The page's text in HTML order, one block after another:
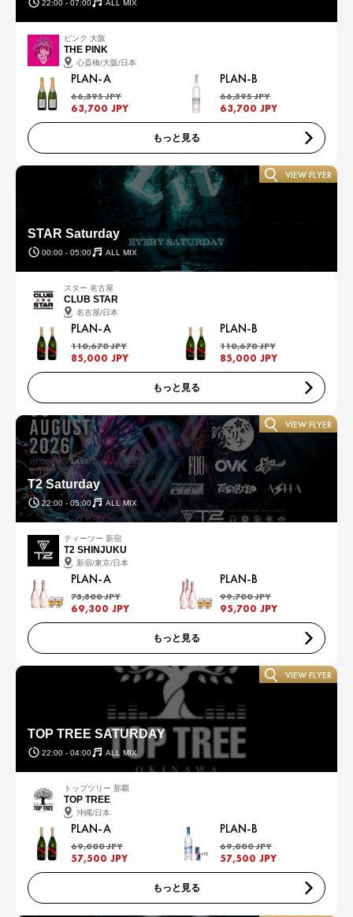
22:00 - 07:00 ALL MIX
ピンク 大阪
THE PINK
心斎橋/大阪/日本
PLAN-A
66,395 JPY
63,700 JPY
PLAN-B
66,395 JPY
63,700 JPY
もっと見る
STAR Saturday
00:00 - 05:00 ALL MIX
VIEW FLYER
スター 名古屋
CLUB STAR
名古屋/日本
PLAN-A
110,670 JPY
85,000 JPY
PLAN-B
110,670 JPY
85,000 JPY
もっと見る
T2 Saturday
22:00 - 05:00 ALL MIX
VIEW FLYER
ティーツー 新宿
T2 SHINJUKU
新宿/東京/日本
PLAN-A
73,300 JPY
69,300 JPY
PLAN-B
99,700 JPY
95,700 JPY
もっと見る
TOP TREE SATURDAY
22:00 - 04:00 ALL MIX
VIEW FLYER
トップツリー 那覇
TOP TREE
沖縄/日本
PLAN-A
69,000 JPY
57,500 JPY
PLAN-B
69,000 JPY
57,500 JPY
もっと見る